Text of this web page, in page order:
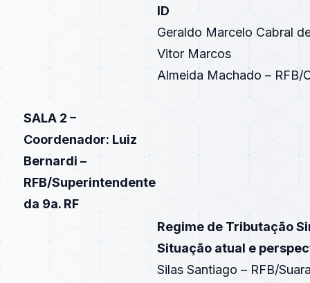
ID
Geraldo Marcelo Cabral
Vitor Marcos
Almeida Machado – RFB/
SALA 2 –
Coordenador: Luiz
Bernardi –
RFB/Superintendente
da 9a. RF
Regime de Tributação
Situação atual e
Silas Santiago – RFB/